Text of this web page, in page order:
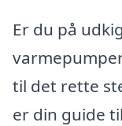
Er du på
til det rette
er din guide